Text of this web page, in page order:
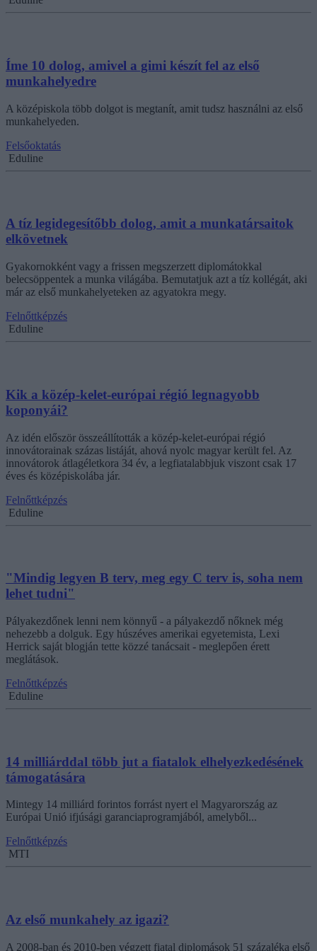
Íme 10 dolog, amivel a gimi készít fel az első
munkahelyedre
A középiskola több dolgot is megtanít, amit tudsz használni az első
munkahelyeden.
Felsőoktatás
Eduline
A tíz legidegesítőbb dolog, amit a munkatársaitok
elkövetnek
Gyakornokként vagy a frissen megszerzett diplomátokkal
belecsöppentek a munka világába. Bemutatjuk azt a tíz kollégát, aki
már az első munkahelyeteken az agyatokra megy.
Felnőttképzés
Eduline
Kik a közép-kelet-európai régió legnagyobb
koponyái?
Az idén először összeállították a közép-kelet-európai régió
innovátorainak százas listáját, ahová nyolc magyar került fel. Az
innovátorok átlagéletkora 34 év, a legfiatalabbjuk viszont csak 17
éves és középiskolába jár.
Felnőttképzés
Eduline
"Mindig legyen B terv, meg egy C terv is, soha nem
lehet tudni"
Pályakezdőnek lenni nem könnyű - a pályakezdő nőknek még
nehezebb a dolguk. Egy húszéves amerikai egyetemista, Lexi
Herrick saját blogján tette közzé tanácsait - meglepően érett
meglátások.
Felnőttképzés
Eduline
14 milliárddal több jut a fiatalok elhelyezkedésének
támogatására
Mintegy 14 milliárd forintos forrást nyert el Magyarország az
Európai Unió ifjúsági garanciaprogramjából, amelyből...
Felnőttképzés
MTI
Az első munkahely az igazi?
A 2008-ban és 2010-ben végzett fiatal diplomások 51 százaléka első